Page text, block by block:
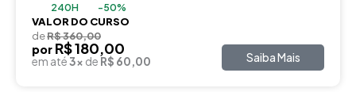
240H -50%
VALOR DO CURSO
deR$ 360,00
por R$ 180,00
em até3x de R$ 60,00 Saiba Mais